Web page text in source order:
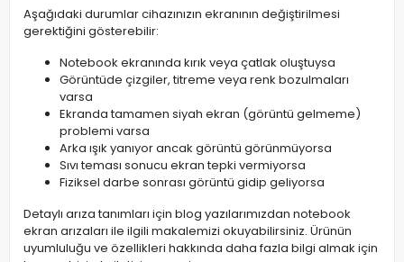
Aşağıdaki durumlar cihazınızın ekranının değiştirilmesi
gerektiğini gösterebilir:
Notebook ekranında kırık veya çatlak oluştuysa
Görüntüde çizgiler, titreme veya renk bozulmaları
varsa
Ekranda tamamen siyah ekran (görüntü gelmeme)
problemi varsa
Arka ışık yanıyor ancak görüntü görünmüyorsa
Sıvı teması sonucu ekran tepki vermiyorsa
Fiziksel darbe sonrası görüntü gidip geliyorsa
Detaylı arıza tanımları için blog yazılarımızdan notebook
ekran arızaları ile ilgili makalemizi okuyabilirsiniz. Ürünün
uyumluluğu ve özellikleri hakkında daha fazla bilgi almak için